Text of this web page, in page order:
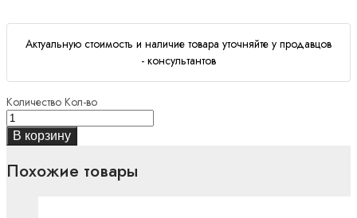
Актуальную стоимость и наличие товара уточняйте у продавцов
- консультантов
Количество Кол-во
В корзину
Похожие товары